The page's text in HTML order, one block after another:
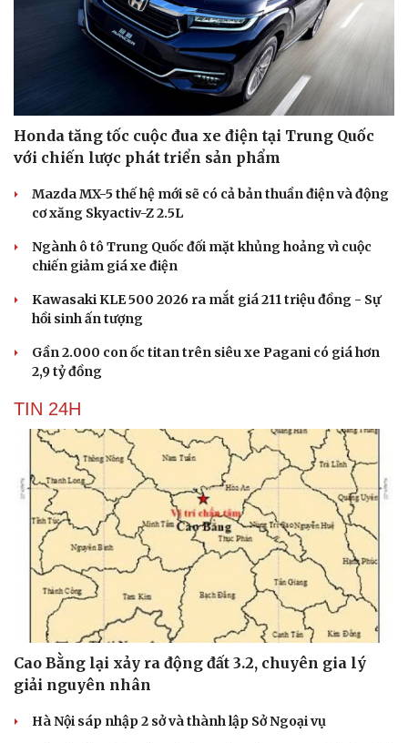
Cải chính
Honda tăng tốc cuộc đua xe điện tại Trung Quốc
với chiến lược phát triển sản phẩm
Mazda MX-5 thế hệ mới sẽ có cả bản thuần điện và động
cơ xăng Skyactiv-Z 2.5L
Ngành ô tô Trung Quốc đối mặt khủng hoảng vì cuộc
chiến giảm giá xe điện
Kawasaki KLE 500 2026 ra mắt giá 211 triệu đồng - Sự
hồi sinh ấn tượng
Gần 2.000 con ốc titan trên siêu xe Pagani có giá hơn
2,9 tỷ đồng
TIN 24H
Cao Bằng lại xảy ra động đất 3.2, chuyên gia lý
giải nguyên nhân
Hà Nội sáp nhập 2 sở và thành lập Sở Ngoại vụ